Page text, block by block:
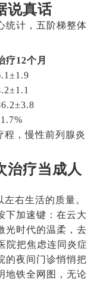
说真话
统计，五阶梯整体
疗12个月
程，慢性前列腺炎
治疗当成人
右生活的质量。
下加速键：在云大
光时代的温柔，去
院把焦虑连同炎症
的夜间门诊悄悄把
地铁全网图，无论